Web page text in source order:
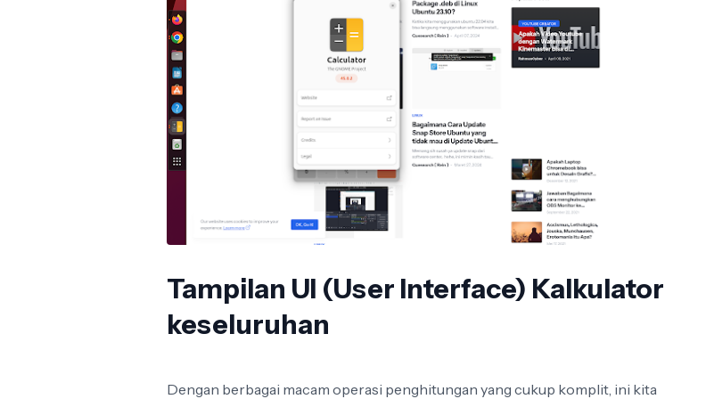
Tampilan UI (User Interface) Kalkulator
keseluruhan
Dengan berbagai macam operasi penghitungan yang cukup komplit, ini kita